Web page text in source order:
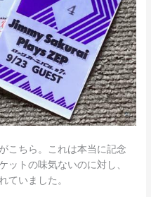
こちら。これは本当に記念
ットの味気ないのに対し、
ていました。